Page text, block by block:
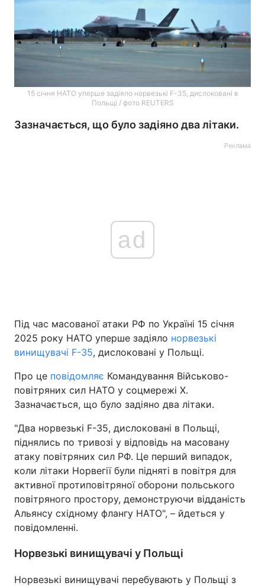
15 січня НАТО уперше задіяло норвезькі F-35, дислоковані в
Польщі / фото REUTERS
Зазначається, що було задіяно два літаки.
Реклама
ad
Під час масованої атаки РФ по Україні 15 січня
2025 року НАТО уперше задіяло норвезькі
винищувачі F-35, дислоковані у Польщі.
Про це повідомляє Командування Військово-
повітряних сил НАТО у соцмережі Х.
Зазначається, що було задіяно два літаки.
"Два норвезькі F-35, дислоковані в Польщі,
піднялись по тривозі у відповідь на масовану
атаку повітряних сил РФ. Це перший випадок,
коли літаки Норвегії були підняті в повітря для
активної протиповітряної оборони польського
повітряного простору, демонструючи відданість
Альянсу східному флангу НАТО", – йдеться у
повідомленні.
Норвезькі винищувачі у Польщі
Норвезькі винищувачі перебувають у Польщі з